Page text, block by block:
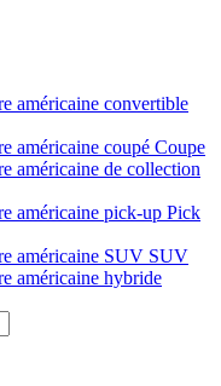
Coupe
Pick
SUV